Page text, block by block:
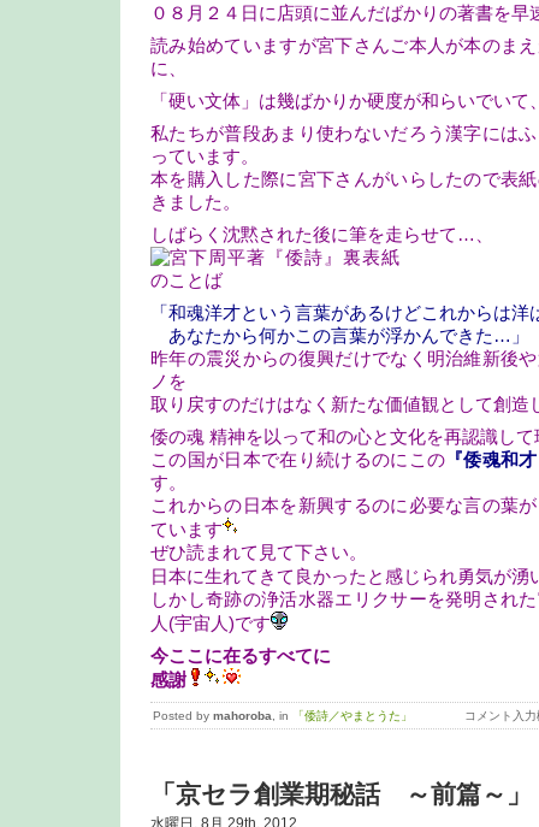
０８月２４日に店頭に並んだばかりの著書を早
読み始めていますが宮下さんご本人が本のま
に、
「硬い文体」は幾ばかりか硬度が和らいでいて
私たちが普段あまり使わないだろう漢字には
っています。
本を購入した際に宮下さんがいらしたので表
きました。
しばらく沈黙された後に筆を走らせて…、
「和魂洋才という言葉があるけどこれからは洋
あなたから何かこの言葉が浮かんできた…」
昨年の震災からの復興だけでなく明治維新後
ノを
取り戻すのだけはなく新たな価値観として創造
倭の魂 精神を以って和の心と文化を再認識し
この国が日本で在り続けるのにこの 『倭魂和
す。
これからの日本を新興するのに必要な言の葉
ています
ぜひ読まれて見て下さい。
日本に生れてきて良かったと感じられ勇気が湧
しかし奇跡の浄活水器エリクサーを発明され
人(宇宙人)です
今ここに在るすべてに
感謝
Posted by mahoroba , in 「倭詩／やまとうた」 コメント入力
「京セラ創業期秘話 ～前篇～」
水曜日, 8月 29th, 2012